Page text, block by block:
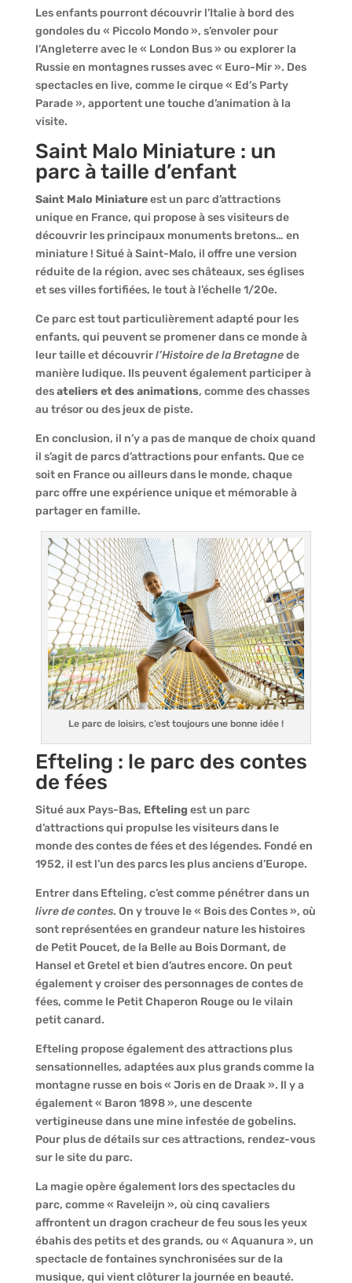
Les enfants pourront découvrir l’Italie à bord des
gondoles du « Piccolo Mondo », s’envoler pour
l’Angleterre avec le « London Bus » ou explorer la
Russie en montagnes russes avec « Euro-Mir ». Des
spectacles en live, comme le cirque « Ed’s Party
Parade », apportent une touche d’animation à la
visite.
Saint Malo Miniature : un
parc à taille d’enfant
Saint Malo Miniatureest un parc d’attractions
unique en France, qui propose à ses visiteurs de
découvrir les principaux monuments bretons… en
miniature ! Situé à Saint-Malo, il offre une version
réduite de la région, avec ses châteaux, ses églises
et ses villes fortifiées, le tout à l’échelle 1/20e.
Ce parc est tout particulièrement adapté pour les
enfants, qui peuvent se promener dans ce monde à
leur taille et découvrirl’Histoire de la Bretagnede
manière ludique. Ils peuvent également participer à
desateliers et des animations, comme des chasses
au trésor ou des jeux de piste.
En conclusion, il n’y a pas de manque de choix quand
il s’agit de parcs d’attractions pour enfants. Que ce
soit en France ou ailleurs dans le monde, chaque
parc offre une expérience unique et mémorable à
partager en famille.
Le parc de loisirs, c’est toujours une bonne idée !
Efteling : le parc des contes
de fées
Situé aux Pays-Bas, Efteling est un parc
d’attractions qui propulse les visiteurs dans le
monde des contes de fées et des légendes. Fondé en
1952, il est l’un des parcs les plus anciens d’Europe.
Entrer dans Efteling, c’est comme pénétrer dans un
livre de contes. On y trouve le « Bois des Contes », où
sont représentées en grandeur nature les histoires
de Petit Poucet, de la Belle au Bois Dormant, de
Hansel et Gretel et bien d’autres encore. On peut
également y croiser des personnages de contes de
fées, comme le Petit Chaperon Rouge ou le vilain
petit canard.
Efteling propose également des attractions plus
sensationnelles, adaptées aux plus grands comme la
montagne russe en bois « Joris en de Draak ». Il y a
également « Baron 1898 », une descente
vertigineuse dans une mine infestée de gobelins.
Pour plus de détails sur ces attractions, rendez-vous
sur le site du parc.
La magie opère également lors des spectacles du
parc, comme « Raveleijn », où cinq cavaliers
affrontent un dragon cracheur de feu sous les yeux
ébahis des petits et des grands, ou « Aquanura », un
spectacle de fontaines synchronisées sur de la
musique, qui vient clôturer la journée en beauté.